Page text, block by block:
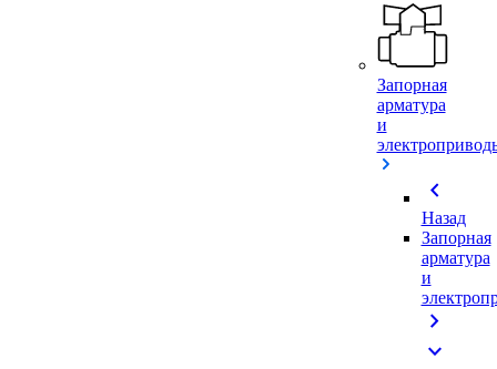
Запорная
арматура
и
chevron_left
Назад
Запорная
арматура
и
chevron_right
expand_more